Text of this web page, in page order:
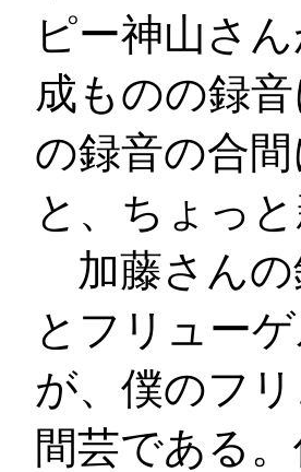
ピー神山さ
成ものの録
の録音の合
と、ちょっ
加藤さんの
とフリュー
が、僕のフ
間芸である